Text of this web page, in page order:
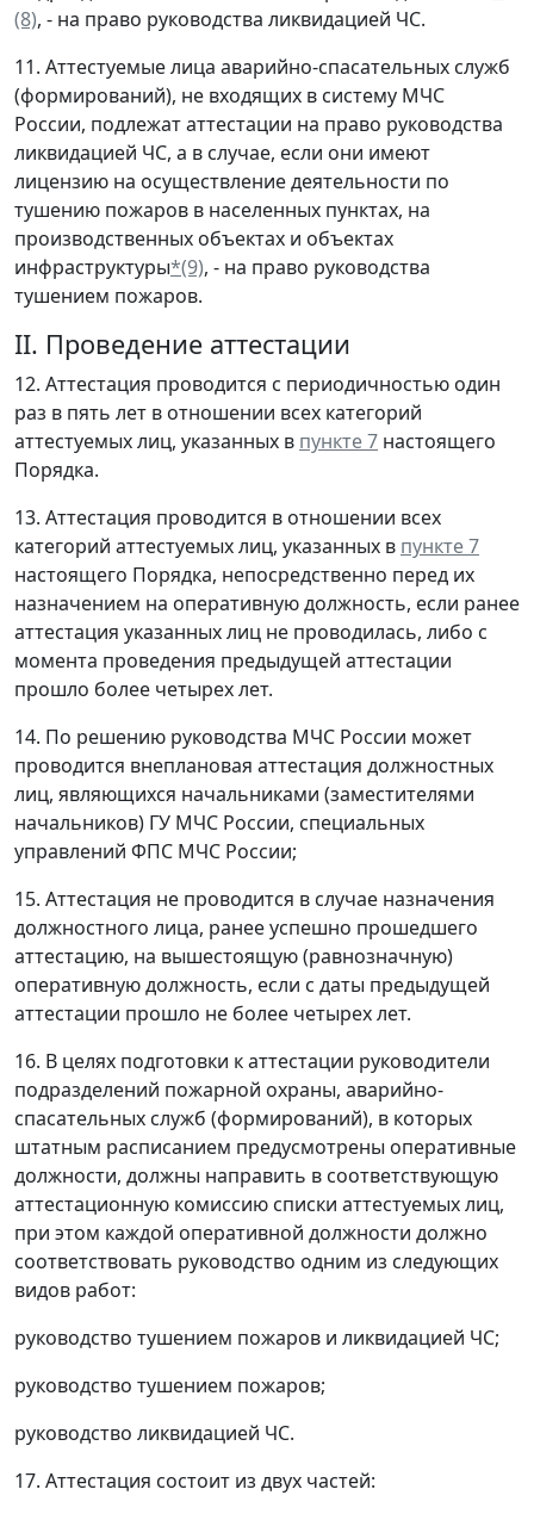
(8), - на право руководства ликвидацией ЧС.
11. Аттестуемые лица аварийно-спасательных служб
(формирований), не входящих в систему МЧС
России, подлежат аттестации на право руководства
ликвидацией ЧС, а в случае, если они имеют
лицензию на осуществление деятельности по
тушению пожаров в населенных пунктах, на
производственных объектах и объектах
инфраструктуры*(9), - на право руководства
тушением пожаров.
II. Проведение аттестации
12. Аттестация проводится с периодичностью один
раз в пять лет в отношении всех категорий
аттестуемых лиц, указанных в пункте 7 настоящего
Порядка.
13. Аттестация проводится в отношении всех
категорий аттестуемых лиц, указанных в пункте 7
настоящего Порядка, непосредственно перед их
назначением на оперативную должность, если ранее
аттестация указанных лиц не проводилась, либо с
момента проведения предыдущей аттестации
прошло более четырех лет.
14. По решению руководства МЧС России может
проводится внеплановая аттестация должностных
лиц, являющихся начальниками (заместителями
начальников) ГУ МЧС России, специальных
управлений ФПС МЧС России;
15. Аттестация не проводится в случае назначения
должностного лица, ранее успешно прошедшего
аттестацию, на вышестоящую (равнозначную)
оперативную должность, если с даты предыдущей
аттестации прошло не более четырех лет.
16. В целях подготовки к аттестации руководители
подразделений пожарной охраны, аварийно-
спасательных служб (формирований), в которых
штатным расписанием предусмотрены оперативные
должности, должны направить в соответствующую
аттестационную комиссию списки аттестуемых лиц,
при этом каждой оперативной должности должно
соответствовать руководство одним из следующих
видов работ:
руководство тушением пожаров и ликвидацией ЧС;
руководство тушением пожаров;
руководство ликвидацией ЧС.
17. Аттестация состоит из двух частей: